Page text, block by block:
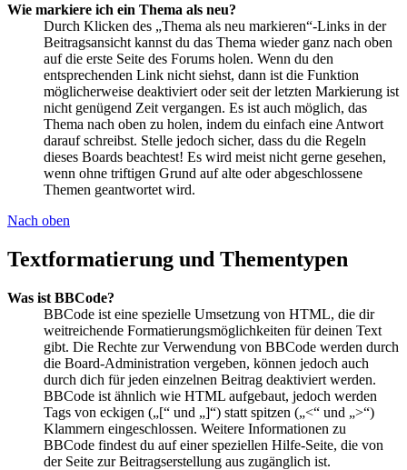
Wie markiere ich ein Thema als neu?
Durch Klicken des „Thema als neu markieren“-Links in der
Beitragsansicht kannst du das Thema wieder ganz nach oben
auf die erste Seite des Forums holen. Wenn du den
entsprechenden Link nicht siehst, dann ist die Funktion
möglicherweise deaktiviert oder seit der letzten Markierung ist
nicht genügend Zeit vergangen. Es ist auch möglich, das
Thema nach oben zu holen, indem du einfach eine Antwort
darauf schreibst. Stelle jedoch sicher, dass du die Regeln
dieses Boards beachtest! Es wird meist nicht gerne gesehen,
wenn ohne triftigen Grund auf alte oder abgeschlossene
Themen geantwortet wird.
Nach oben
Textformatierung und Thementypen
Was ist BBCode?
BBCode ist eine spezielle Umsetzung von HTML, die dir
weitreichende Formatierungsmöglichkeiten für deinen Text
gibt. Die Rechte zur Verwendung von BBCode werden durch
die Board-Administration vergeben, können jedoch auch
durch dich für jeden einzelnen Beitrag deaktiviert werden.
BBCode ist ähnlich wie HTML aufgebaut, jedoch werden
Tags von eckigen („[“ und „]“) statt spitzen („<“ und „>“)
Klammern eingeschlossen. Weitere Informationen zu
BBCode findest du auf einer speziellen Hilfe-Seite, die von
der Seite zur Beitragserstellung aus zugänglich ist.